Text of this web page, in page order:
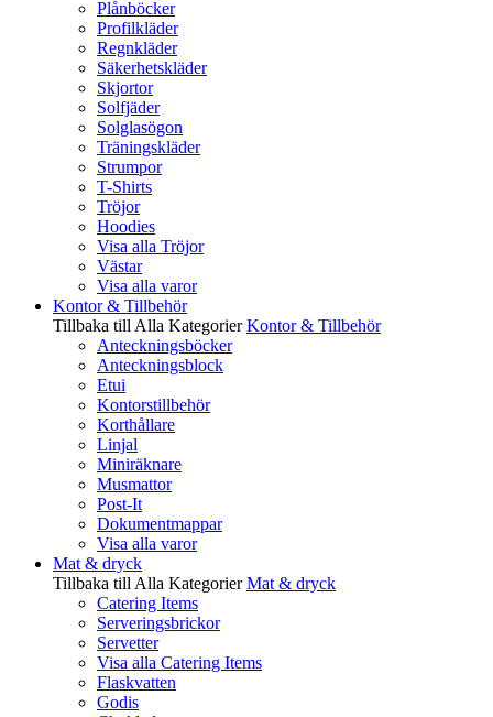
Plånböcker
Profilkläder
Regnkläder
Säkerhetskläder
Skjortor
Solfjäder
Solglasögon
Träningskläder
Strumpor
T-Shirts
Tröjor
Hoodies
Visa alla Tröjor
Västar
Visa alla varor
Kontor & Tillbehör
Tillbaka till Alla Kategorier Kontor & Tillbehör
Anteckningsböcker
Anteckningsblock
Etui
Kontorstillbehör
Korthållare
Linjal
Miniräknare
Musmattor
Post-It
Dokumentmappar
Visa alla varor
Mat & dryck
Tillbaka till Alla Kategorier Mat & dryck
Catering Items
Serveringsbrickor
Servetter
Visa alla Catering Items
Flaskvatten
Godis